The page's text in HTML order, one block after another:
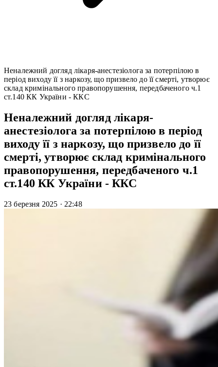
Неналежний догляд лікаря-анестезіолога за потерпілою в
період виходу її з наркозу, що призвело до її смерті, утворює
склад кримінального правопорушення, передбаченого ч.1
ст.140 КК України - ККС
Неналежний догляд лікаря-
анестезіолога за потерпілою в період
виходу її з наркозу, що призвело до її
смерті, утворює склад кримінального
правопорушення, передбаченого ч.1
ст.140 КК України - ККС
23 березня 2025 · 22:48